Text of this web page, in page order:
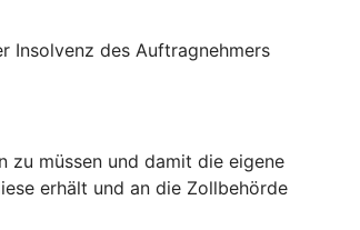
Insolvenz des Auftragnehmers
zu müssen und damit die eigene
erhält und an die Zollbehörde